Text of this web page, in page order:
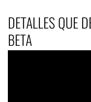
DETALLES QUE
BETA